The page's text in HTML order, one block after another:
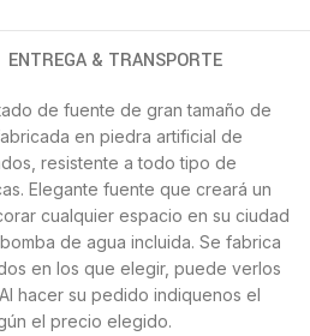
ENTREGA & TRANSPORTE
de fuente de gran tamaño de
en piedra artificial de
resistente a todo tipo de
Elegante fuente que creará un
cualquier espacio en su ciudad
de agua incluida. Se fabrica
en los que elegir, puede verlos
hacer su pedido indiquenos el
el precio elegido.